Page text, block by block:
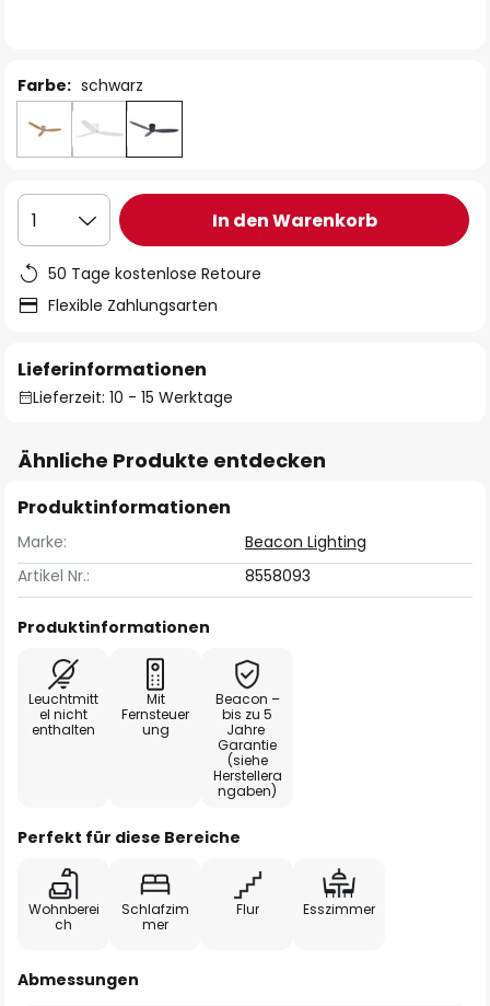
Farbe: schwarz
1 In den Warenkorb
50 Tage kostenlose Retoure
Flexible Zahlungsarten
Lieferinformationen
Lieferzeit: 10 - 15 Werktage
Ähnliche Produkte entdecken
Produktinformationen
Marke:
Beacon Lighting
Artikel Nr.:
8558093
Produktinformationen
Leuchtmitt
el nicht
enthalten
Mit
Fernsteuer
ung
Beacon –
bis zu 5
Jahre
Garantie
(siehe
Herstellera
ngaben)
Perfekt für diese Bereiche
Wohnberei
ch
Schlafzim
mer
Flur Esszimmer
Abmessungen